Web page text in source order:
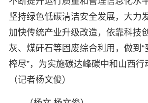
坚持绿色低碳清洁安全发展，大力
加快传统产业升级改造，依靠科技
灰、煤矸石等固废综合利用，做到“
榨尽”，为实施碳达峰碳中和山西行
（记者杨文俊）